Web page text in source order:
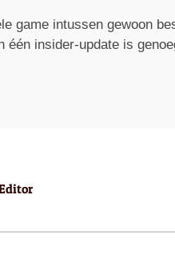
game intussen gewoon
één insider-update is